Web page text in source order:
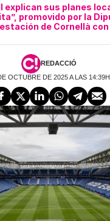
explican sus planes
promovido por la
de Cornellà
REDACCIÓ
OCTUBRE DE 2025 A LAS 14:39H